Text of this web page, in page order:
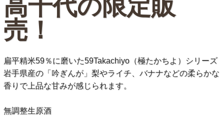
高千代の限定販
売！
扁平精米59％に磨いた59Takachiyo（極たかちよ）シリーズ
岩手県産の「吟ぎんが」梨やライチ、バナナなどの柔らかな
香りで上品な甘みが感じられます。
無調整生原酒